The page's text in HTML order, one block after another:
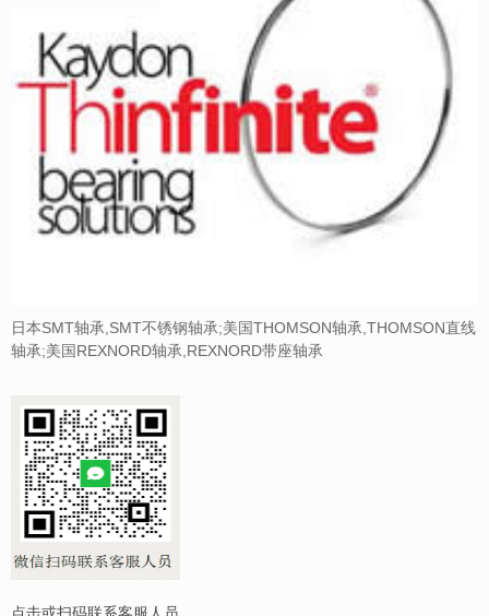
日本SMT轴承,SMT不锈钢轴承;美国THOMSON轴承,THOMSON直线
轴承;美国REXNORD轴承,REXNORD带座轴承